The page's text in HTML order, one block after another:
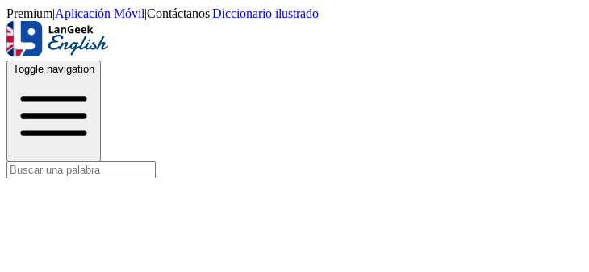
Premium|Aplicación Móvil|Contáctanos|Diccionario ilustrado
Toggle navigation